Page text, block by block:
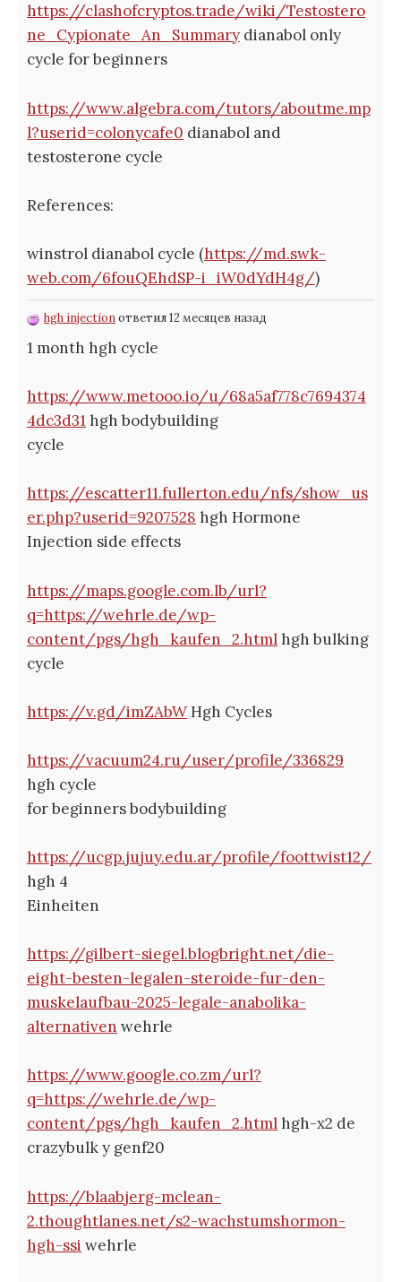
https://clashofcryptos.trade/wiki/Testostero
ne_Cypionate_An_Summary dianabol only
cycle for beginners
https://www.algebra.com/tutors/aboutme.mp
l?userid=colonycafe0 dianabol and
testosterone cycle
References:
winstrol dianabol cycle (https://md.swk-
web.com/6fouQEhdSP-i_iW0dYdH4g/)
hgh injectionответил 12 месяцев назад
1 month hgh cycle
https://www.metooo.io/u/68a5af778c7694374
4dc3d31 hgh bodybuilding
cycle
https://escatter11.fullerton.edu/nfs/show_us
er.php?userid=9207528 hgh Hormone
Injection side effects
https://maps.google.com.lb/url?
q=https://wehrle.de/wp-
content/pgs/hgh_kaufen_2.htmlhgh bulking
cycle
https://v.gd/imZAbWHgh Cycles
https://vacuum24.ru/user/profile/336829
hgh cycle
for beginners bodybuilding
https://ucgp.jujuy.edu.ar/profile/foottwist12/
hgh 4
Einheiten
https://gilbert-siegel.blogbright.net/die-
eight-besten-legalen-steroide-fur-den-
muskelaufbau-2025-legale-anabolika-
alternativen wehrle
https://www.google.co.zm/url?
q=https://wehrle.de/wp-
content/pgs/hgh_kaufen_2.htmlhgh-x2 de
crazybulk y genf20
https://blaabjerg-mclean-
2.thoughtlanes.net/s2-wachstumshormon-
hgh-ssi wehrle